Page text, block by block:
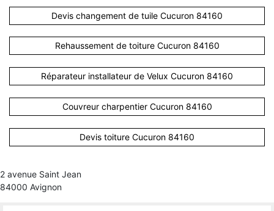
Devis changement de tuile Cucuron 84160
Rehaussement de toiture Cucuron 84160
Réparateur installateur de Velux Cucuron 84160
Couvreur charpentier Cucuron 84160
Devis toiture Cucuron 84160
2 avenue Saint Jean
84000 Avignon